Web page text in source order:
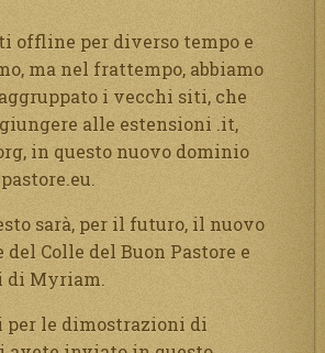
offline per diverso tempo e
ma nel frattempo, abbiamo
i vecchi siti, che
alle estensioni .it,
in questo nuovo dominio
sarà, per il futuro, il nuovo
Colle del Buon Pastore e
di Myriam.
per le dimostrazioni di